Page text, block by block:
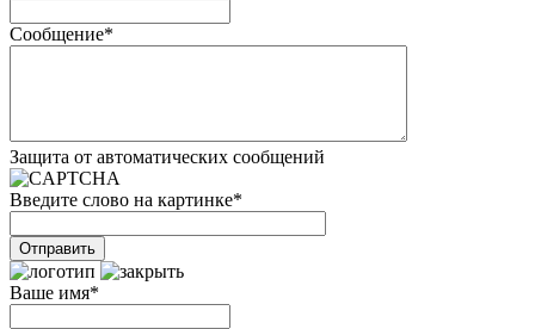
Сообщение*
Защита от автоматических сообщений
Введите слово на картинке*
Ваше имя*